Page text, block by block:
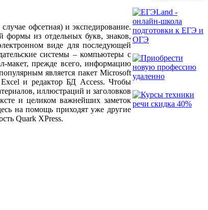
офсетная) и экспедирование.
формы из отдельных букв, знаков,
виде для последующей
системы – компьютеры с
макет, прежде всего, информацию
является пакет Microsoft
и редактор БД Access. Чтобы
иллюстраций и заголовков
и целиком важнейших заметок
на помощь приходят уже другие
Quark XPress.